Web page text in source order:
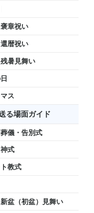
章祝い
暦祝い
暑見舞い
ス
る場面ガイド
儀・告別式
式
教式
盆（初盆）見舞い